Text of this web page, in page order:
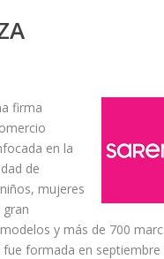
firma
en la
de
mujeres
y más de 700
fue formada en septiembre